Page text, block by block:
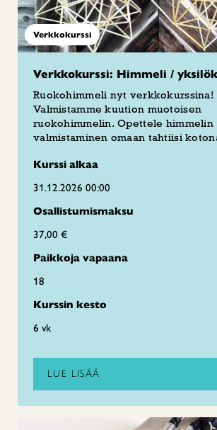
Verkkokurssi
Verkkokurssi: Himmeli /
Ruokohimmeli nyt verkkokurssina!
Valmistamme kuution muotoisen
ruokohimmelin. Opettele himmelin
valmistaminen omaan tahtiisi
Kurssi alkaa
31.12.2026 00:00
Osallistumismaksu
37,00 €
Paikkoja vapaana
18
Kurssin kesto
6 vk
LUE LISÄÄ